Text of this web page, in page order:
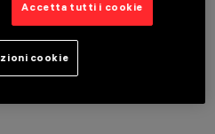
Accetta tutti i cookie
cookie